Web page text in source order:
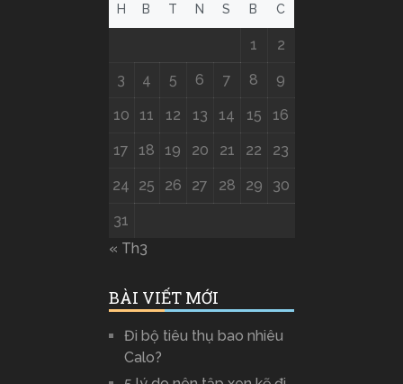
H B T N S B C
1 2
3 4 5 6 7 8 9
10 11 12 13 14 15 16
17 18 19 20 21 22 23
24 25 26 27 28 29 30
31
« Th3
BÀI VIẾT MỚI
Đi bộ tiêu thụ bao nhiêu
Calo?